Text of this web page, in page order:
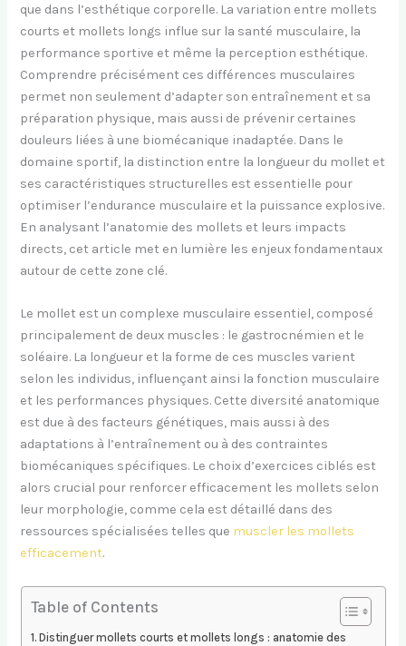
que dans l’esthétique corporelle. La variation entre mollets
courts et mollets longs influe sur la santé musculaire, la
performance sportive et même la perception esthétique.
Comprendre précisément ces différences musculaires
permet non seulement d’adapter son entraînement et sa
préparation physique, mais aussi de prévenir certaines
douleurs liées à une biomécanique inadaptée. Dans le
domaine sportif, la distinction entre la longueur du mollet et
ses caractéristiques structurelles est essentielle pour
optimiser l’endurance musculaire et la puissance explosive.
En analysant l’anatomie des mollets et leurs impacts
directs, cet article met en lumière les enjeux fondamentaux
autour de cette zone clé.
Le mollet est un complexe musculaire essentiel, composé
principalement de deux muscles : le gastrocnémien et le
soléaire. La longueur et la forme de ces muscles varient
selon les individus, influençant ainsi la fonction musculaire
et les performances physiques. Cette diversité anatomique
est due à des facteurs génétiques, mais aussi à des
adaptations à l’entraînement ou à des contraintes
biomécaniques spécifiques. Le choix d’exercices ciblés est
alors crucial pour renforcer efficacement les mollets selon
leur morphologie, comme cela est détaillé dans des
ressources spécialisées telles que muscler les mollets
efficacement.
Table of Contents
Distinguer mollets courts et mollets longs : anatomie des